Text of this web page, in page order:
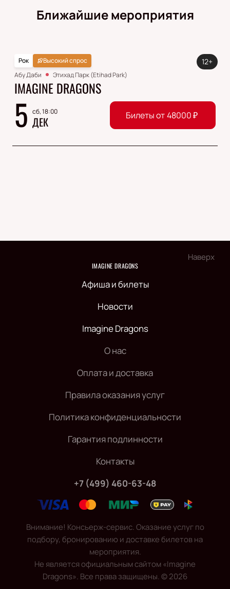
Ближайшие мероприятия
Рок
Высокий спрос
Абу Даби
Этихад Парк (Etihad Park)
IMAGINE DRAGONS
5 сб, 18:00
ДЕК
12+
Билеты от48000₽
Наверх
IMAGINE DRAGONS
Афиша и билеты
Новости
Imagine Dragons
О нас
Оплата и доставка
Правила оказания услуг
Политика конфиденциальности
Гарантия подлинности
Контакты
+7 (499) 460-63-48
Внимание! Консьерж-сервис. Оказание услуг по
подбору, бронированию и доставке билетов на
мероприятия.
Не является официальным сайтом «Imagine
Dragons». Все права защищены.©2026